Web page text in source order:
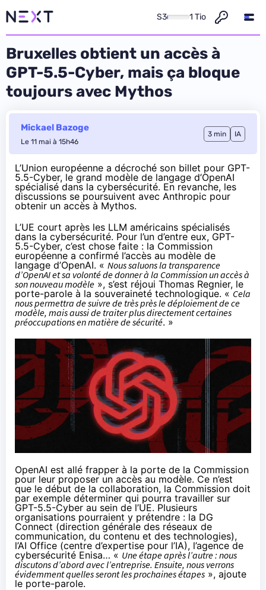
S3 1 Tio
Bruxelles obtient un accès à
GPT-5.5-Cyber, mais ça bloque
toujours avec Mythos
Mickael Bazoge
Le 11 mai à 15h46
3 min IA
L’Union européenne a décroché son billet pour GPT-
5.5-Cyber, le grand modèle de langage d’OpenAI
spécialisé dans la cybersécurité. En revanche, les
discussions se poursuivent avec Anthropic pour
obtenir un accès à Mythos.
L’UE court après les LLM américains spécialisés
dans la cybersécurité. Pour l’un d’entre eux, GPT-
5.5-Cyber, c’est chose faite : la Commission
européenne a confirmé l’accès au modèle de
langage d’OpenAI. « Nous saluons la transparence
d’OpenAI et sa volonté de donner à la Commission un accès à
son nouveau modèle », s’est réjoui Thomas Regnier, le
porte-parole à la souveraineté technologique. « Cela
nous permettra de suivre de très près le déploiement de ce
modèle, mais aussi de traiter plus directement certaines
préoccupations en matière de sécurité. »
OpenAI est allé frapper à la porte de la Commission
pour leur proposer un accès au modèle. Ce n’est
que le début de la collaboration, la Commission doit
par exemple déterminer qui pourra travailler sur
GPT-5.5-Cyber au sein de l’UE. Plusieurs
organisations pourraient y prétendre : la DG
Connect (direction générale des réseaux de
communication, du contenu et des technologies),
l’AI Office (centre d’expertise pour l’IA), l’agence de
cybersécurité Enisa… « Une étape après l’autre : nous
discutons d’abord avec l’entreprise. Ensuite, nous verrons
évidemment quelles seront les prochaines étapes », ajoute
le porte-parole.